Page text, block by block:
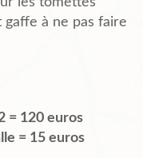
gaffe à ne pas faire
= 120 euros
= 15 euros